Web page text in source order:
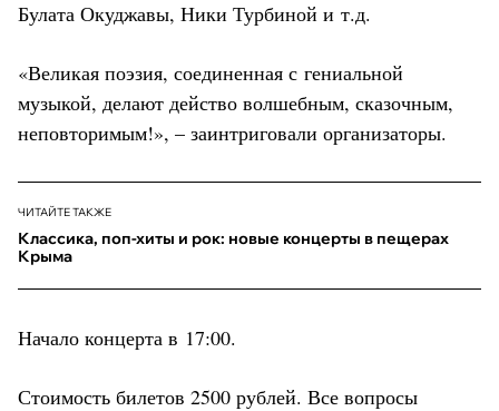
Булата Окуджавы, Ники Турбиной и т.д.
«Великая поэзия, соединенная с гениальной
музыкой, делают действо волшебным, сказочным,
неповторимым!», – заинтриговали организаторы.
ЧИТАЙТЕ ТАКЖЕ
Классика, поп-хиты и рок: новые концерты в пещерах
Крыма
Начало концерта в 17:00.
Стоимость билетов 2500 рублей. Все вопросы